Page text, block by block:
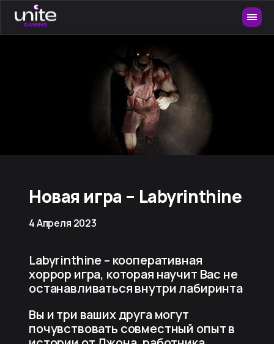
Новая игра – Labyrinthine
4 Апреля 2023
Labyrinthine – кооперативная
хоррор игра, которая научит Вас не
останавливаться внутри лабиринта
Вы и три ваших друга могут
почувствовать совместный опыт в